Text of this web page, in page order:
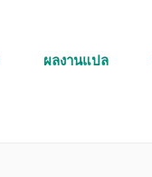
ผลงานแปล